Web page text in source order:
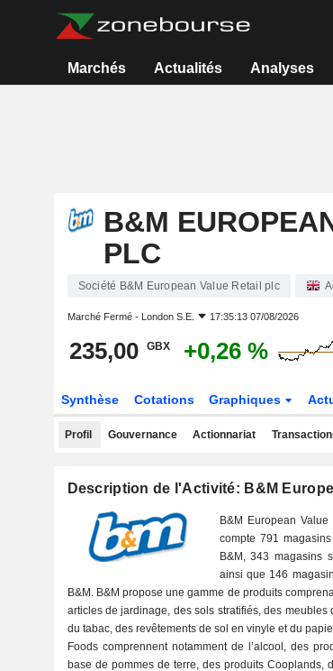
Marchés Actualités Analyses
B&M
PLC
Société B&M European Value Retail plc
Marché Fermé - London S.E. 17:35:13 07/08/2026
235,00 GBX +0,26 %
Synthèse Cotations Graphiques
Profil Gouvernance Actionnariat
Description de l'Activité: B&M
B&M European
compte 791
B&M, 343 magasins
ainsi que 146
B&M. B&M propose une gamme de produits
articles de jardinage, des sols stratifiés, des
du tabac, des revêtements de sol en vinyle et du
Foods comprennent notamment de l’alcool, des
base de pommes de terre, des produits Cooplands,